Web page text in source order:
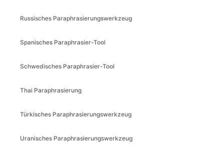
Russisches Paraphrasierungswerkzeug
Spanisches Paraphrasier-Tool
Schwedisches Paraphrasier-Tool
Thai Paraphrasierung
Türkisches Paraphrasierungswerkzeug
Uranisches Paraphrasierungswerkzeug